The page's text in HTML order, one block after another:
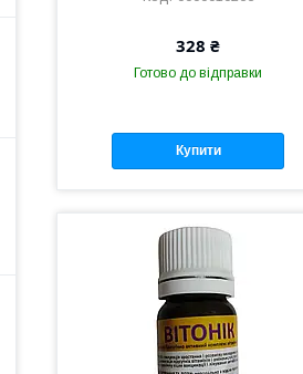
328 ₴
Готово до відправки
Купити